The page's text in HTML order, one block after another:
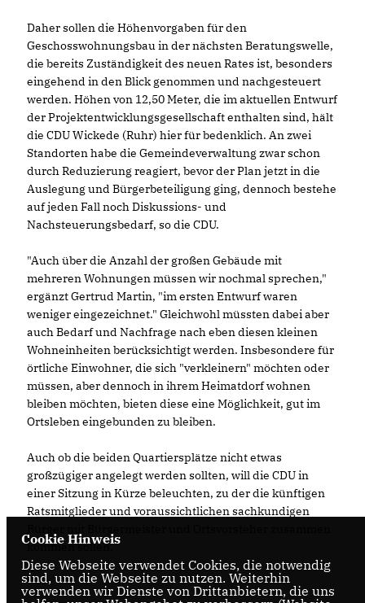
Daher sollen die Höhenvorgaben für den
Geschosswohnungsbau in der nächsten Beratungswelle,
die bereits Zuständigkeit des neuen Rates ist, besonders
eingehend in den Blick genommen und nachgesteuert
werden. Höhen von 12,50 Meter, die im aktuellen Entwurf
der Projektentwicklungsgesellschaft enthalten sind, hält
die CDU Wickede (Ruhr) hier für bedenklich. An zwei
Standorten habe die Gemeindeverwaltung zwar schon
durch Reduzierung reagiert, bevor der Plan jetzt in die
Auslegung und Bürgerbeteiligung ging, dennoch bestehe
auf jeden Fall noch Diskussions- und
Nachsteuerungsbedarf, so die CDU.
"Auch über die Anzahl der großen Gebäude mit
mehreren Wohnungen müssen wir nochmal sprechen,"
ergänzt Gertrud Martin, "im ersten Entwurf waren
weniger eingezeichnet." Gleichwohl müssten dabei aber
auch Bedarf und Nachfrage nach eben diesen kleinen
Wohneinheiten berücksichtigt werden. Insbesondere für
örtliche Einwohner, die sich "verkleinern" möchten oder
müssen, aber dennoch in ihrem Heimatdorf wohnen
bleiben möchten, bieten diese eine Möglichkeit, gut im
Ortsleben eingebunden zu bleiben.
Auch ob die beiden Quartiersplätze nicht etwas
großzügiger angelegt werden sollten, will die CDU in
einer Sitzung in Kürze beleuchten, zu der die künftigen
Ratsmitglieder und voraussichtlichen sachkundigen
kommen sollen.
Cookie Hinweis
Diese Webseite verwendet Cookies, die notwendig
sind, um die Webseite zu nutzen. Weiterhin
verwenden wir Dienste von Drittanbietern, die uns